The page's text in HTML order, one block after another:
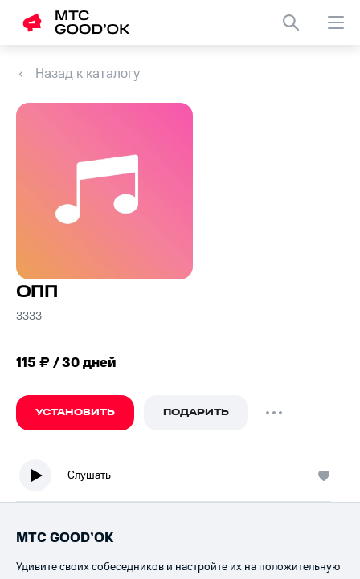
Назад к каталогу
ОПП
3333
115 ₽ / 30 дней
УСТАНОВИТЬ ПОДАРИТЬ
Слушать
МТС GOOD’OK
Удивите своих собеседников и настройте их на положительную